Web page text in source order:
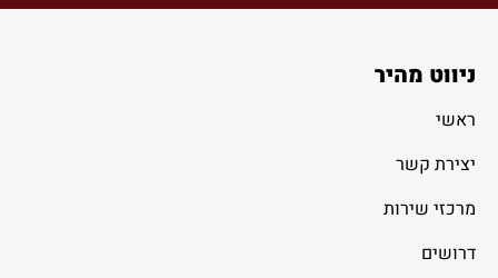
ניווט מהיר
ראשי
יצירת קשר
מרכזי שירות
דרושים